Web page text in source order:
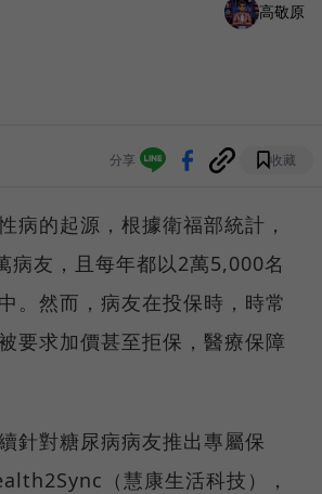
高敬原
分享 收藏
病的起源，根據衛福部統計，
病友，且每年都以2萬5,000名
。然而，病友在投保時，時常
要求加價甚至拒保，醫療保障
針對糖尿病病友推出專屬保
（慧康生活科技），